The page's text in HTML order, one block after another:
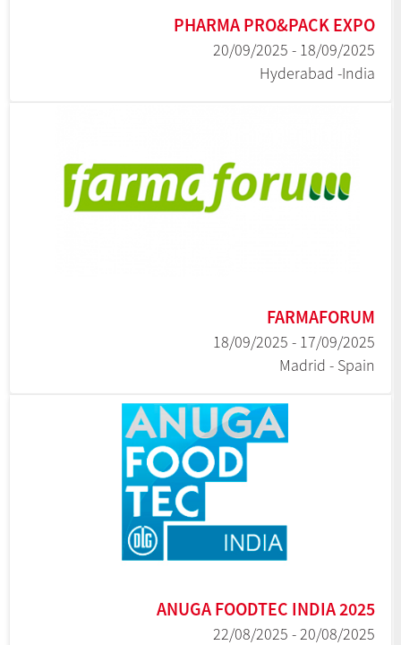
PHARMA PRO&PACK EXPO
18/09/2025 - 20/09/2025
Hyderabad -India
FARMAFORUM
17/09/2025 - 18/09/2025
Madrid - Spain
ANUGA FOODTEC INDIA 2025
20/08/2025 - 22/08/2025